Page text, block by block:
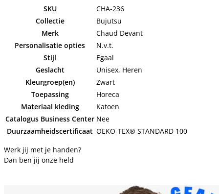
SKU
CHA-236
Collectie
Bujutsu
Merk
Chaud Devant
Personalisatie opties
N.v.t.
Stijl
Egaal
Geslacht
Unisex, Heren
Kleurgroep(en)
Zwart
Toepassing
Horeca
Materiaal kleding
Katoen
Catalogus Business Center Nee
Duurzaamheidscertificaat OEKO-TEX® STANDARD 100
Werk jij met je handen?
Dan ben jij onze held